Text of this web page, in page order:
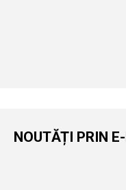
NOUTĂȚI PRIN